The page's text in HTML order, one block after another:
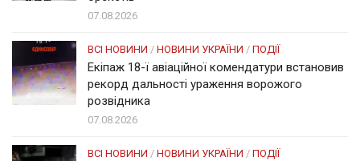
07.08.2026
ВСІ НОВИНИ / НОВИНИ УКРАЇНИ / ПОДІЇ
Екіпаж 18-ї авіаційної комендатури встановив
рекорд дальності ураження ворожого
розвідника
07.08.2026
ВСІ НОВИНИ / НОВИНИ УКРАЇНИ / ПОДІЇ